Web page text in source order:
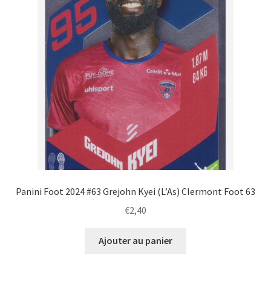
Panini Foot 2024 #63 Grejohn Kyei (L’As) Clermont Foot 63
€2,40
Ajouter au panier